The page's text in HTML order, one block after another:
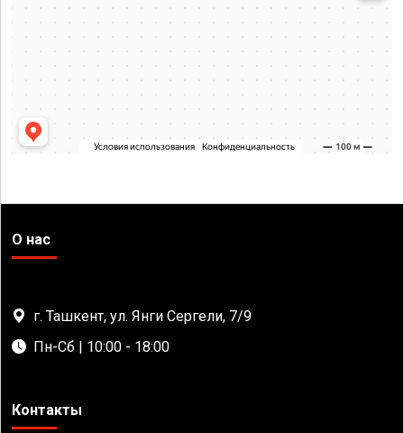
О нас
г. Ташкент, ул. Янги Сергели, 7/9
Пн-Сб | 10:00 - 18:00
Контакты